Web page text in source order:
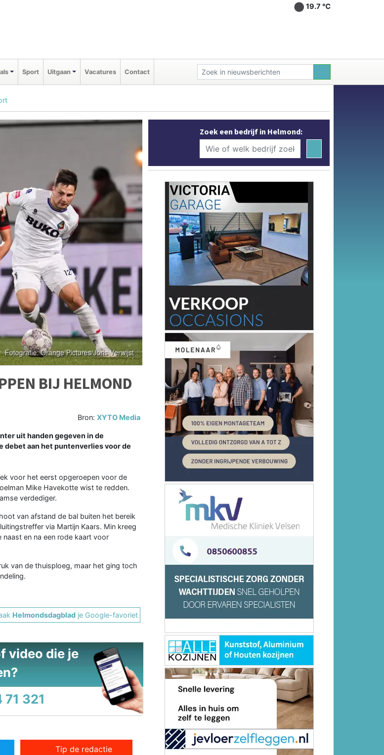
19.7 ℃
Sport Uitgaan Vacatures Contact
BIJ HELMOND
Bron:XYTO Media
uit handen gegeven in de
debet aan het puntenverlies voor de
voor het eerst opgeroepen voor de
Mike Havekotte wist te redden.
verdediger.
van afstand de bal buiten het bereik
via Martijn Kaars. Min kreeg
en na een rode kaart voor
van de thuisploeg, maar het ging toch
Helmondsdagblad je Google-favoriet
video die je
321
Tip de redactie
Zoek een bedrijf in Helmond: